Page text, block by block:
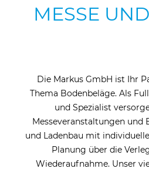
MESSE
Die Markus GmbH ist Ihr
Thema Bodenbeläge. Als
und Spezialist
Messeveranstaltungen und
und Ladenbau mit
Planung über die
Wiederaufnahme. Unser